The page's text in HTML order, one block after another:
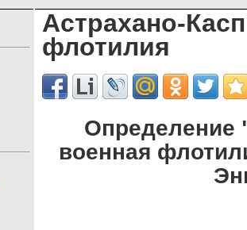
Астрахано-
флотилия
Определение
военная